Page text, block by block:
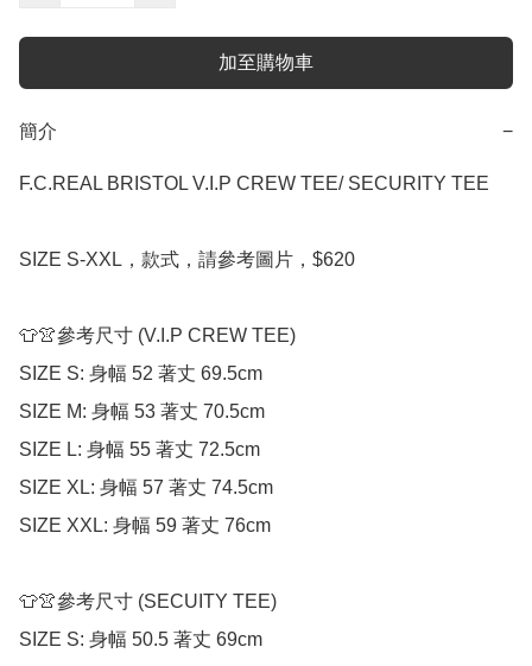
加至購物車
簡介 −
F.C.REAL BRISTOL V.I.P CREW TEE/ SECURITY TEE
SIZE S-XXL，款式，請參考圖片，$620
👕👚參考尺寸 (V.I.P CREW TEE)
SIZE S: 身幅 52 著丈 69.5cm
SIZE M: 身幅 53 著丈 70.5cm
SIZE L: 身幅 55 著丈 72.5cm
SIZE XL: 身幅 57 著丈 74.5cm
SIZE XXL: 身幅 59 著丈 76cm
👕👚參考尺寸 (SECUITY TEE)
SIZE S: 身幅 50.5 著丈 69cm